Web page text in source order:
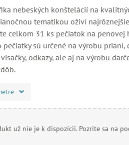
nebeských konštelácií na
tematikou oživí
celkom 31 ks pečiatok na penovej
pečiatky sú určené na výrobu prianí,
odkazy, ale aj na výrobu
už nie je k dispozícii. Pozrite sa na